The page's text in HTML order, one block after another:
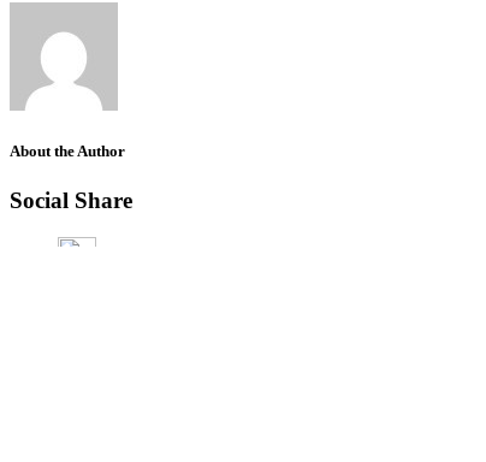
About the Author
Social Share